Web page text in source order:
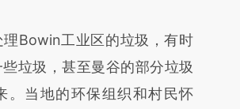
。推荐点击链接阅读原文细致
Bowin工业区的垃圾，有时
垃圾，甚至曼谷的部分垃圾
。当地的环保组织和村民怀